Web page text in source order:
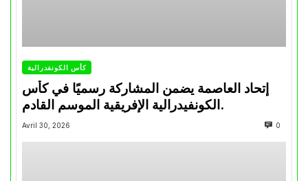
كأس الكونفدرالية
إتحاد العاصمة يضمن المشاركة رسميًا في كأس
الكونفيدرالية الإفريقية الموسم القادم.
Avril 30, 2026 0